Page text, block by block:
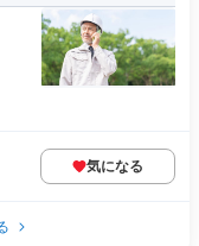
気になる